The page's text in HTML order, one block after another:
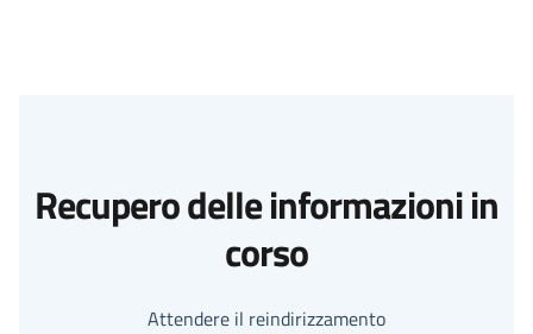
Recupero delle informazioni in
corso
Attendere il reindirizzamento